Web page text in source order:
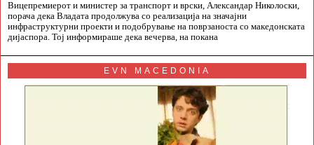
Вицепремиерот и министер за транспорт и врски, Александар Николоски,
порача дека Владата продолжува со реализација на значајни
инфраструктурни проекти и подобрување на поврзаноста со македонската
дијаспора. Тој информираше дека вечерва, на покана
EVN MACEDONIA